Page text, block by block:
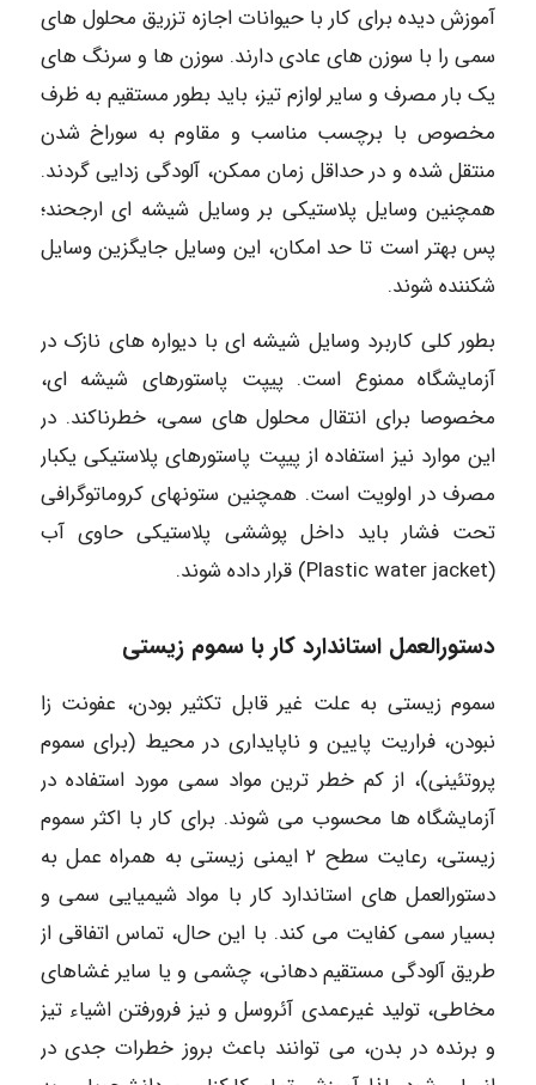
آموزش دیده برای کار با حیوانات اجازه تزریق محلول های
سمی را با سوزن های عادی دارند. سوزن ها و سرنگ های
یک بار مصرف و سایر لوازم تیز، باید بطور مستقیم به ظرف
مخصوص با برچسب مناسب و مقاوم به سوراخ شدن
منتقل شده و در حداقل زمان ممکن، آلودگی زدایی گردند.
همچنین وسایل پلاستیکی بر وسایل شیشه ای ارجحند؛
پس بهتر است تا حد امکان، این وسایل جایگزین وسایل
شکننده شوند.
بطور کلی کاربرد وسایل شیشه ای با دیواره های نازک در
آزمایشگاه ممنوع است. پیپت پاستورهای شیشه ای،
مخصوصا برای انتقال محلول های سمی، خطرناکند. در
این موارد نیز استفاده از پیپت پاستورهای پلاستیکی یکبار
مصرف در اولویت است. همچنین ستونهای کروماتوگرافی
تحت فشار باید داخل پوششی پلاستیکی حاوی آب
(Plastic water jacket) قرار داده شوند.
دستورالعمل استاندارد کار با سموم زیستی
سموم زیستی به علت غیر قابل تکثیر بودن، عفونت زا
نبودن، فراریت پایین و ناپایداری در محیط (برای سموم
پروتئینی)، از کم خطر ترین مواد سمی مورد استفاده در
آزمایشگاه ها محسوب می شوند. برای کار با اکثر سموم
زیستی، رعایت سطح ۲ ایمنی زیستی به همراه عمل به
دستورالعمل های استاندارد کار با مواد شیمیایی سمی و
بسیار سمی کفایت می کند. با این حال، تماس اتفاقی از
طریق آلودگی مستقیم دهانی، چشمی و یا سایر غشاهای
مخاطی، تولید غیرعمدی آئروسل و نیز فرورفتن اشیاء تیز
و برنده در بدن، می توانند باعث بروز خطرات جدی در